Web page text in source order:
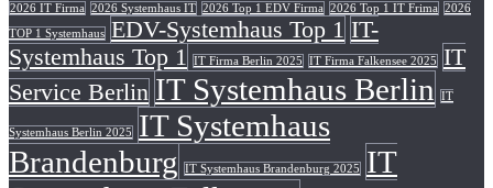
2026 IT Firma
2026 Systemhaus IT 2026 Top 1 EDV Firma 2026 Top 1 IT Frima 2026
TOP 1 Systemhaus EDV-Systemhaus Top 1 IT-
Systemhaus Top 1
IT Firma Berlin 2025 IT Firma Falkensee 2025
IT
Service Berlin IT Systemhaus Berlin IT
Systemhaus Berlin 2025
IT Systemhaus
Brandenburg
IT Systemhaus Brandenburg 2025
IT